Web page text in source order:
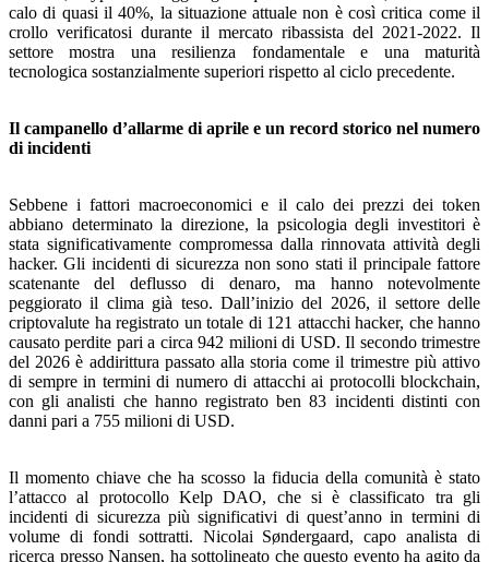
calo di quasi il 40%, la situazione attuale non è così critica come il
crollo verificatosi durante il mercato ribassista del 2021-2022. Il
settore mostra una resilienza fondamentale e una maturità
tecnologica sostanzialmente superiori rispetto al ciclo precedente.
Il campanello d’allarme di aprile e un record storico nel numero
di incidenti
Sebbene i fattori macroeconomici e il calo dei prezzi dei token
abbiano determinato la direzione, la psicologia degli investitori è
stata significativamente compromessa dalla rinnovata attività degli
hacker. Gli incidenti di sicurezza non sono stati il principale fattore
scatenante del deflusso di denaro, ma hanno notevolmente
peggiorato il clima già teso. Dall’inizio del 2026, il settore delle
criptovalute ha registrato un totale di 121 attacchi hacker, che hanno
causato perdite pari a circa 942 milioni di USD. Il secondo trimestre
del 2026 è addirittura passato alla storia come il trimestre più attivo
di sempre in termini di numero di attacchi ai protocolli blockchain,
con gli analisti che hanno registrato ben 83 incidenti distinti con
danni pari a 755 milioni di USD.
Il momento chiave che ha scosso la fiducia della comunità è stato
l’attacco al protocollo Kelp DAO, che si è classificato tra gli
incidenti di sicurezza più significativi di quest’anno in termini di
volume di fondi sottratti. Nicolai Søndergaard, capo analista di
ricerca presso Nansen, ha sottolineato che questo evento ha agito da